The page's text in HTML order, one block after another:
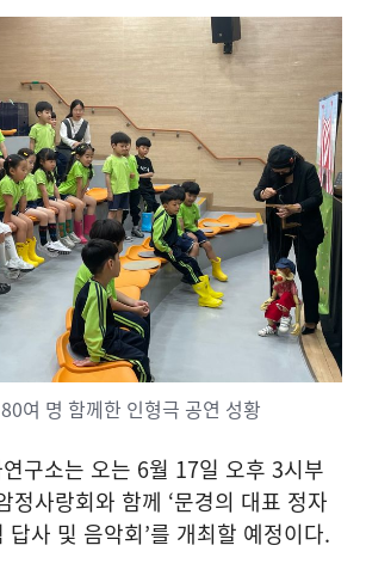
여 명 함께한 인형극 공연 성황
구소는 오는 6월 17일 오후 3시부
정사랑회와 함께 ‘문경의 대표 정자
답사 및 음악회’를 개최할 예정이다.